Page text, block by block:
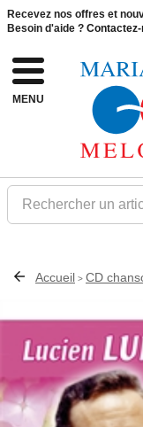
Recevez nos offres et
Besoin d'aide ?
MENU
Rechercher un
Accueil > CD